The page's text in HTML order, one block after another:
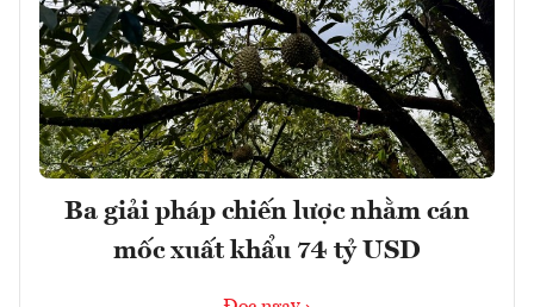
Ba giải pháp chiến lược nhằm cán
mốc xuất khẩu 74 tỷ USD